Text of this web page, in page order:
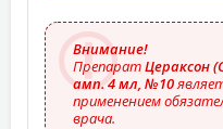
Внимание!
ПрепаратЦераксон
амп. 4 мл, №10
применением
врача.